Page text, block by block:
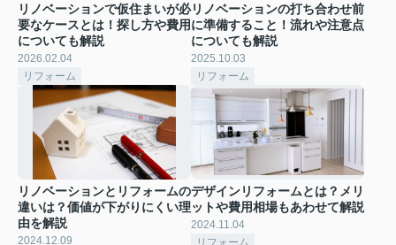
リノベーションで仮住まいが必
要なケースとは！探し方や費用
についても解説
2026.02.04
リフォーム
リノベーションの打ち合わせ前
に準備すること！流れや注意点
についても解説
2025.10.03
リフォーム
リノベーションとリフォームの
違いは？価値が下がりにくい理
由を解説
2024.12.09
デザインリフォームとは？メリ
ットや費用相場もあわせて解説
2024.11.04
リフォーム